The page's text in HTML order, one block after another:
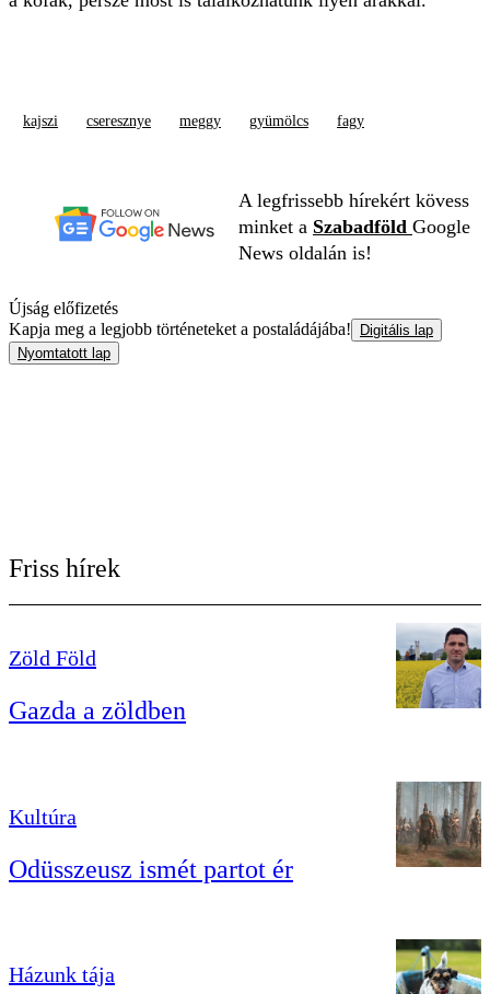
kajszi cseresznye meggy gyümölcs fagy
A legfrissebb hírekért kövess
minket a Szabadföld Google
News oldalán is!
Újság előfizetés
Kapja meg a legjobb történeteket a postaládájába!
Digitális lap
Nyomtatott lap
Friss hírek
Zöld Föld
Gazda a zöldben
Kultúra
Odüsszeusz ismét partot ér
Házunk tája